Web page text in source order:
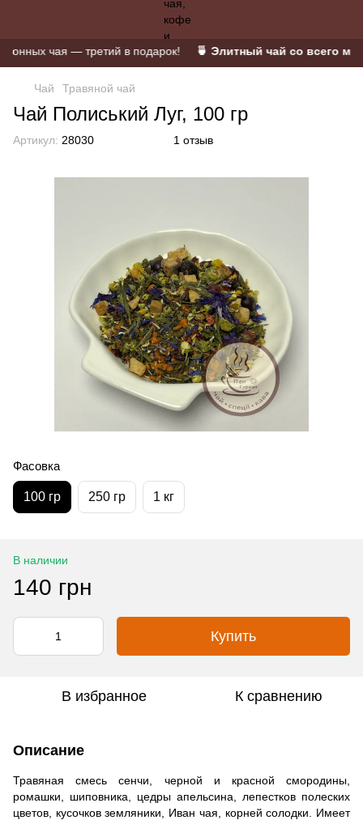
чая — третий в подарок! 🍵 Элитный чай со всего
Чай Травяной чай
Чай Полиський Луг, 100 гр
Артикул: 28030 1 отзыв
Фасовка
100 гр 250 гр 1 кг
В наличии
140 грн
Купить
В избранное К сравнению
Описание
Травяная смесь сенчи, черной и красной смородины,
ромашки, шиповника, цедры апельсина, лепестков полеских
цветов, кусочков земляники, Иван чая, корней солодки. Имеет